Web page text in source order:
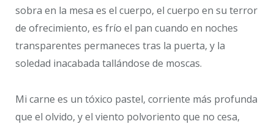
sobra en la mesa es el cuerpo, el cuerpo en su terror
de ofrecimiento, es frío el pan cuando en noches
transparentes permaneces tras la puerta, y la
soledad inacabada tallándose de moscas.
Mi carne es un tóxico pastel, corriente más profunda
que el olvido, y el viento polvoriento que no cesa,